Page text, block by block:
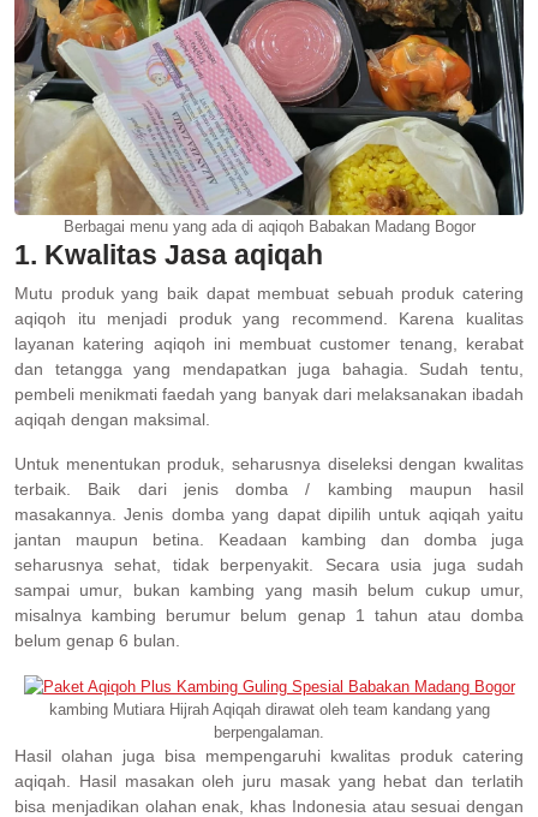
Berbagai menu yang ada di aqiqoh Babakan Madang Bogor
1. Kwalitas Jasa aqiqah
Mutu produk yang baik dapat membuat sebuah produk catering
aqiqoh itu menjadi produk yang recommend. Karena kualitas
layanan katering aqiqoh ini membuat customer tenang, kerabat
dan tetangga yang mendapatkan juga bahagia. Sudah tentu,
pembeli menikmati faedah yang banyak dari melaksanakan ibadah
aqiqah dengan maksimal.
Untuk menentukan produk, seharusnya diseleksi dengan kwalitas
terbaik. Baik dari jenis domba / kambing maupun hasil
masakannya. Jenis domba yang dapat dipilih untuk aqiqah yaitu
jantan maupun betina. Keadaan kambing dan domba juga
seharusnya sehat, tidak berpenyakit. Secara usia juga sudah
sampai umur, bukan kambing yang masih belum cukup umur,
misalnya kambing berumur belum genap 1 tahun atau domba
belum genap 6 bulan.
kambing Mutiara Hijrah Aqiqah dirawat oleh team kandang yang
berpengalaman.
Hasil olahan juga bisa mempengaruhi kwalitas produk catering
aqiqah. Hasil masakan oleh juru masak yang hebat dan terlatih
bisa menjadikan olahan enak, khas Indonesia atau sesuai dengan